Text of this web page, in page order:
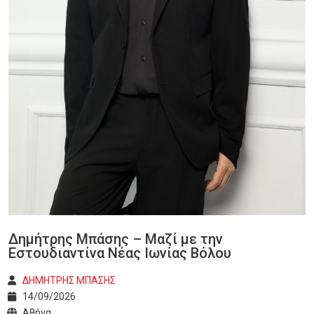
Δημήτρης Μπάσης – Μαζί με την
Εστουδιαντίνα Νέας Ιωνίας Βόλου
ΔΗΜΗΤΡΗΣ ΜΠΑΣΗΣ
14/09/2026